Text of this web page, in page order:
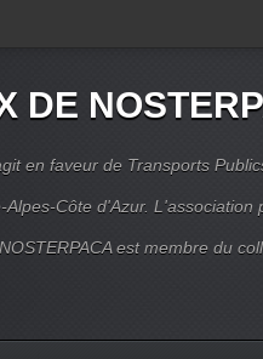
DE
en faveur de Transports
Alpes-Côte d'Azur.
est membre du